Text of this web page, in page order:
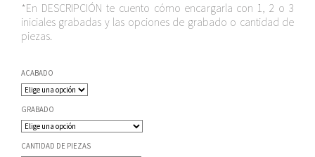
*En DESCRIPCIÓN te cuento cómo encargarla con 1, 2 o 3
iniciales grabadas y las opciones de grabado o cantidad de
piezas.
ACABADO
GRABADO
CANTIDAD DE PIEZAS